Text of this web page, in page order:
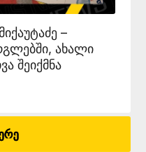
–
ახალი
შეიქმნა